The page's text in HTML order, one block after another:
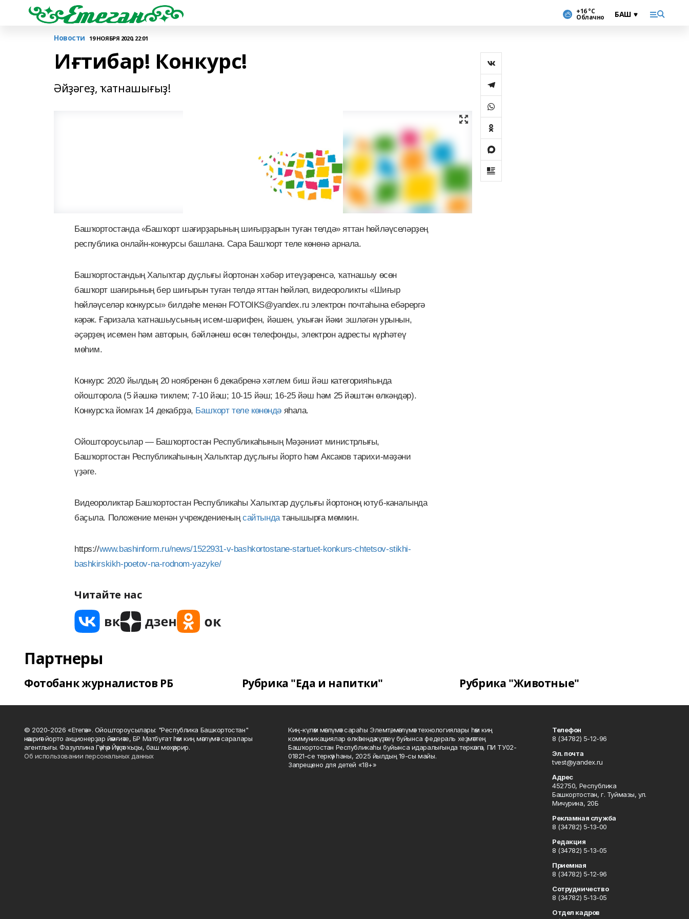
+16 °С
Облачно
Новости 19 НОЯБРЯ 2020, 22:01
Иғтибар! Конкурс!
Әйҙәгеҙ, ҡатнашығыҙ!
Башҡортостанда «Башҡорт шағирҙарының шиғырҙарын туған телдә» яттан һөйләүселәрҙең
республика онлайн-конкурсы башлана. Сара Башҡорт теле көнөнә арнала.
Башҡортостандың Халыҡтар дуҫлығы йортонан хәбәр итеүҙәренсә, ҡатнашыу өсөн
башҡорт шағирының бер шиғырын туған телдә яттан һөйләп, видеороликты «Шиғыр
һөйләүселәр конкурсы» билдәһе менән FOTOIKS@yandex.ru электрон почтаһына ебәрергә
кәрәк. Ғаризала ҡатнашыусының исем-шәрифен, йәшен, уҡыған йәки эшләгән урынын,
әҫәрҙең исемен һәм авторын, бәйләнеш өсөн телефонды, электрон адресты күрһәтеү
мөһим.
Конкурс 2020 йылдың 20 ноябренән 6 декабренә хәтлем биш йәш категорияһында
ойошторола (5 йәшкә тиклем; 7-10 йәш; 10-15 йәш; 16-25 йәш һәм 25 йәштән өлкәндәр).
Конкурсҡа йомғаҡ 14 декабрҙә, Башҡорт теле көнөндә яһала.
Ойоштороусылар — Башҡортостан Республикаһының Мәҙәниәт министрлығы,
Башҡортостан Республикаһының Халыҡтар дуҫлығы йорто һәм Аксаков тарихи-мәҙәни
үҙәге.
Видеороликтар Башҡортостан Республикаһы Халыҡтар дуҫлығы йортоноң ютуб-каналында
баҫыла. Положение менән учреждениеныңсайтындатанышырға мөмкин.
https://www.bashinform.ru/news/1522931-v-bashkortostane-startuet-konkurs-chtetsov-stikhi-
bashkirskikh-poetov-na-rodnom-yazyke/
Читайте нас
Партнеры
Фотобанк журналистов РБ Рубрика "Еда и напитки" Рубрика "Животные"
© 2020-2026 «Етегән». Ойоштороусылары: "Республика Башкортостан"
нәшриәт йорто акционерҙар йәмғиәте, БР Матбуғат һәм киң мәғлүмәт саралары
агентлығы. Фазуллина Гәүһәр Йәүҙәт ҡыҙы, баш мөхәррир.
Об использовании персональных данных
Киң-күләм мәғлүмәт сараһы Элемтә, мәғлүмәт технологиялары һәм киң
коммуникациялар өлкәһендә күҙәтеү буйынса федераль хеҙмәттең
Башҡортостан Республикаһы буйынса идаралығында теркәлгән, ПИ ТУ02-
01821-се теркәү һаны, 2025 йылдың 19-сы майы.
Запрещено для детей «18+»
Телефон
8 (34782) 5-12-96
Эл. почта
tvest@yandex.ru
Адрес
452750, Республика
Башкортостан, г. Туймазы, ул.
Мичурина, 20Б
Рекламная служба
8 (34782) 5-13-00
Редакция
8 (34782) 5-13-05
Приемная
8 (34782) 5-12-96
Сотрудничество
8 (34782) 5-13-05
Отдел кадров